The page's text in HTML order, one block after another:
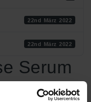
22nd März 2022
22nd März 2022
Serum